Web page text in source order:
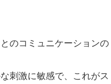
のコミュニケーション
刺激に敏感で、これが